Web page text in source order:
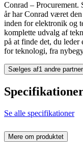
Conrad – Procurement.
år har Conrad været
inden for elektronik og
komplette udvalg af
på at finde det, du
for teknologi, fra
Sælges af1 andre
Se alle specifikationer
Mere om produktet